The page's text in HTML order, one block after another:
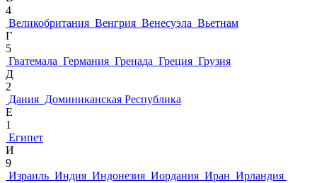
4
Великобритания Венгрия Венесуэла Вьетнам
Г
5
Гватемала Германия Гренада Греция Грузия
Д
2
Дания Доминиканская Республика
Е
1
Египет
И
9
Израиль Индия Индонезия Иордания Иран Ирландия